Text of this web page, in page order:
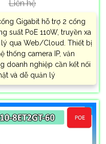
Liên hệ
Gigabit hỗ trợ 2 cổng
suất PoE 110W, truyền xa
lý qua Web/Cloud. Thiết bị
thống camera IP, văn
doanh nghiệp cần kết nối
và dễ quản lý